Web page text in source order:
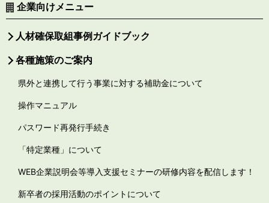
企業向けメニュー
人材確保取組事例ガイドブック
各種施策のご案内
県外と連携して行う事業に対する補助金について
操作マニュアル
パスワード再発行手続き
「特定業種」について
WEB企業説明会等導入支援セミナーの研修内容を配信します！
新卒者の採用活動のポイントについて